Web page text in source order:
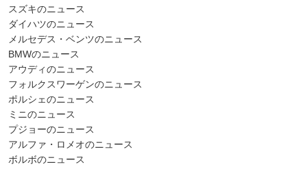
スズキのニュース
ダイハツのニュース
メルセデス・ベンツのニュース
BMWのニュース
アウディのニュース
フォルクスワーゲンのニュース
ポルシェのニュース
ミニのニュース
プジョーのニュース
アルファ・ロメオのニュース
ボルボのニュース